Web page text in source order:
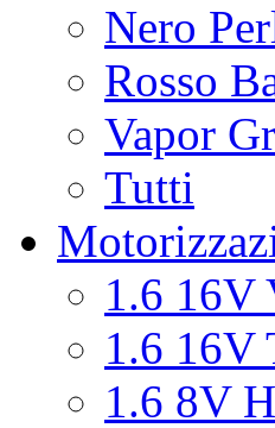
Nero
Rosso
Vapor
Tutti
1.6 16V
1.6 16V
1.6 8V